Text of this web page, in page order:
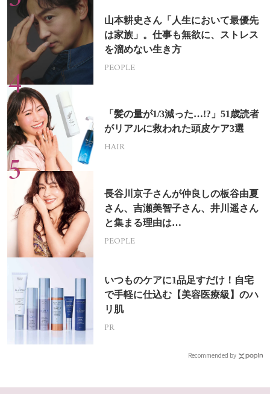
山本耕史さん「人生において最優先
は家族」。仕事も無欲に、ストレス
を溜めない生き方
PEOPLE
「髪の量が1/3減った…!?」51歳読者
がリアルに救われた頭皮ケア3選
HAIR
長谷川京子さんが仲良しの板谷由夏
さん、吉瀬美智子さん、井川遥さん
と集まる理由は…
PEOPLE
いつものケアに1品足すだけ！自宅
で手軽に仕込む【美容医療級】のハ
リ肌
PR
Recommended by